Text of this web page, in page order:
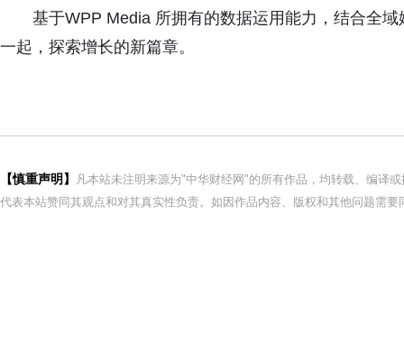
基于WPP Media 所拥有的数据运用能力，结合全
一起，探索增长的新篇章。
【慎重声明】
凡本站未注明来源为"中华财经网"的所有作品，均转载、编译
代表本站赞同其观点和对其真实性负责。如因作品内容、版权和其他问题需